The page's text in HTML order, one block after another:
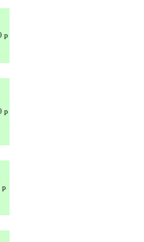
р
р
р